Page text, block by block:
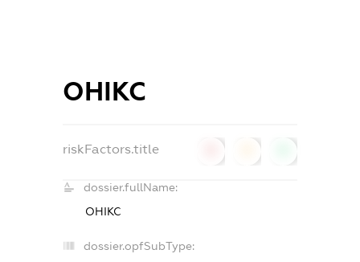
ОНІКС
riskFactors.title
dossier.fullName:
ОНІКС
dossier.opfSubType: